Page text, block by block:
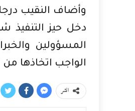
دخل حيز التنفيذ
المسؤولين
الواجب اتخاذها
انشر